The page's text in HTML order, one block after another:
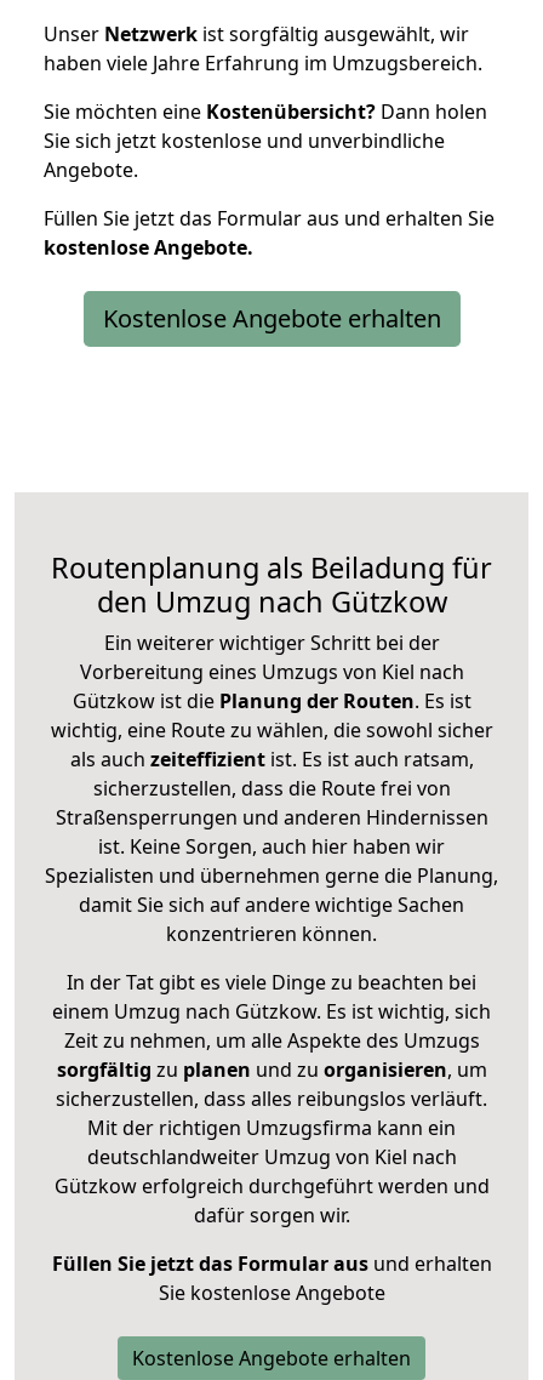
Unser Netzwerk ist sorgfältig ausgewählt, wir
haben viele Jahre Erfahrung im Umzugsbereich.
Sie möchten eine Kostenübersicht? Dann holen
Sie sich jetzt kostenlose und unverbindliche
Angebote.
Füllen Sie jetzt das Formular aus und erhalten Sie
kostenloseAngebote.
Kostenlose Angebote erhalten
Routenplanung als Beiladung für
den Umzug nach Gützkow
Ein weiterer wichtiger Schritt bei der
Vorbereitung eines Umzugs von Kiel nach
Gützkow ist diePlanung der Routen. Es ist
wichtig, eine Route zu wählen, die sowohl sicher
als auch zeiteffizientist. Es ist auch ratsam,
sicherzustellen, dass die Route frei von
Straßensperrungen und anderen Hindernissen
ist. Keine Sorgen, auch hier haben wir
Spezialisten und übernehmen gerne die Planung,
damit Sie sich auf andere wichtige Sachen
konzentrieren können.
In der Tat gibt es viele Dinge zu beachten bei
einem Umzug nach Gützkow. Es ist wichtig, sich
Zeit zu nehmen, um alle Aspekte des Umzugs
sorgfältig zu planen und zu organisieren, um
sicherzustellen, dass alles reibungslos verläuft.
Mit der richtigen Umzugsfirma kann ein
deutschlandweiter Umzug von Kiel nach
Gützkow erfolgreich durchgeführt werden und
dafür sorgen wir.
Füllen Sie jetzt das Formular ausund erhalten
Sie kostenlose Angebote
Kostenlose Angebote erhalten